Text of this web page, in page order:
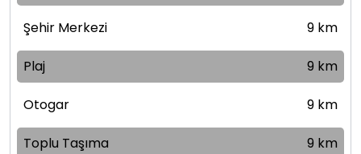
Şehir Merkezi 9 km
Plaj 9 km
Otogar 9 km
Toplu Taşıma 9 km